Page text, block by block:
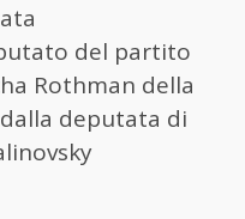
del partito
Rothman della
deputata di